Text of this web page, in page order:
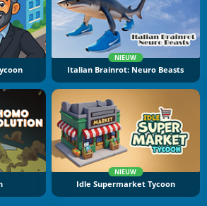
NIEUW
Italian Brainrot: Neuro Beasts
NIEUW
Idle Supermarket Tycoon